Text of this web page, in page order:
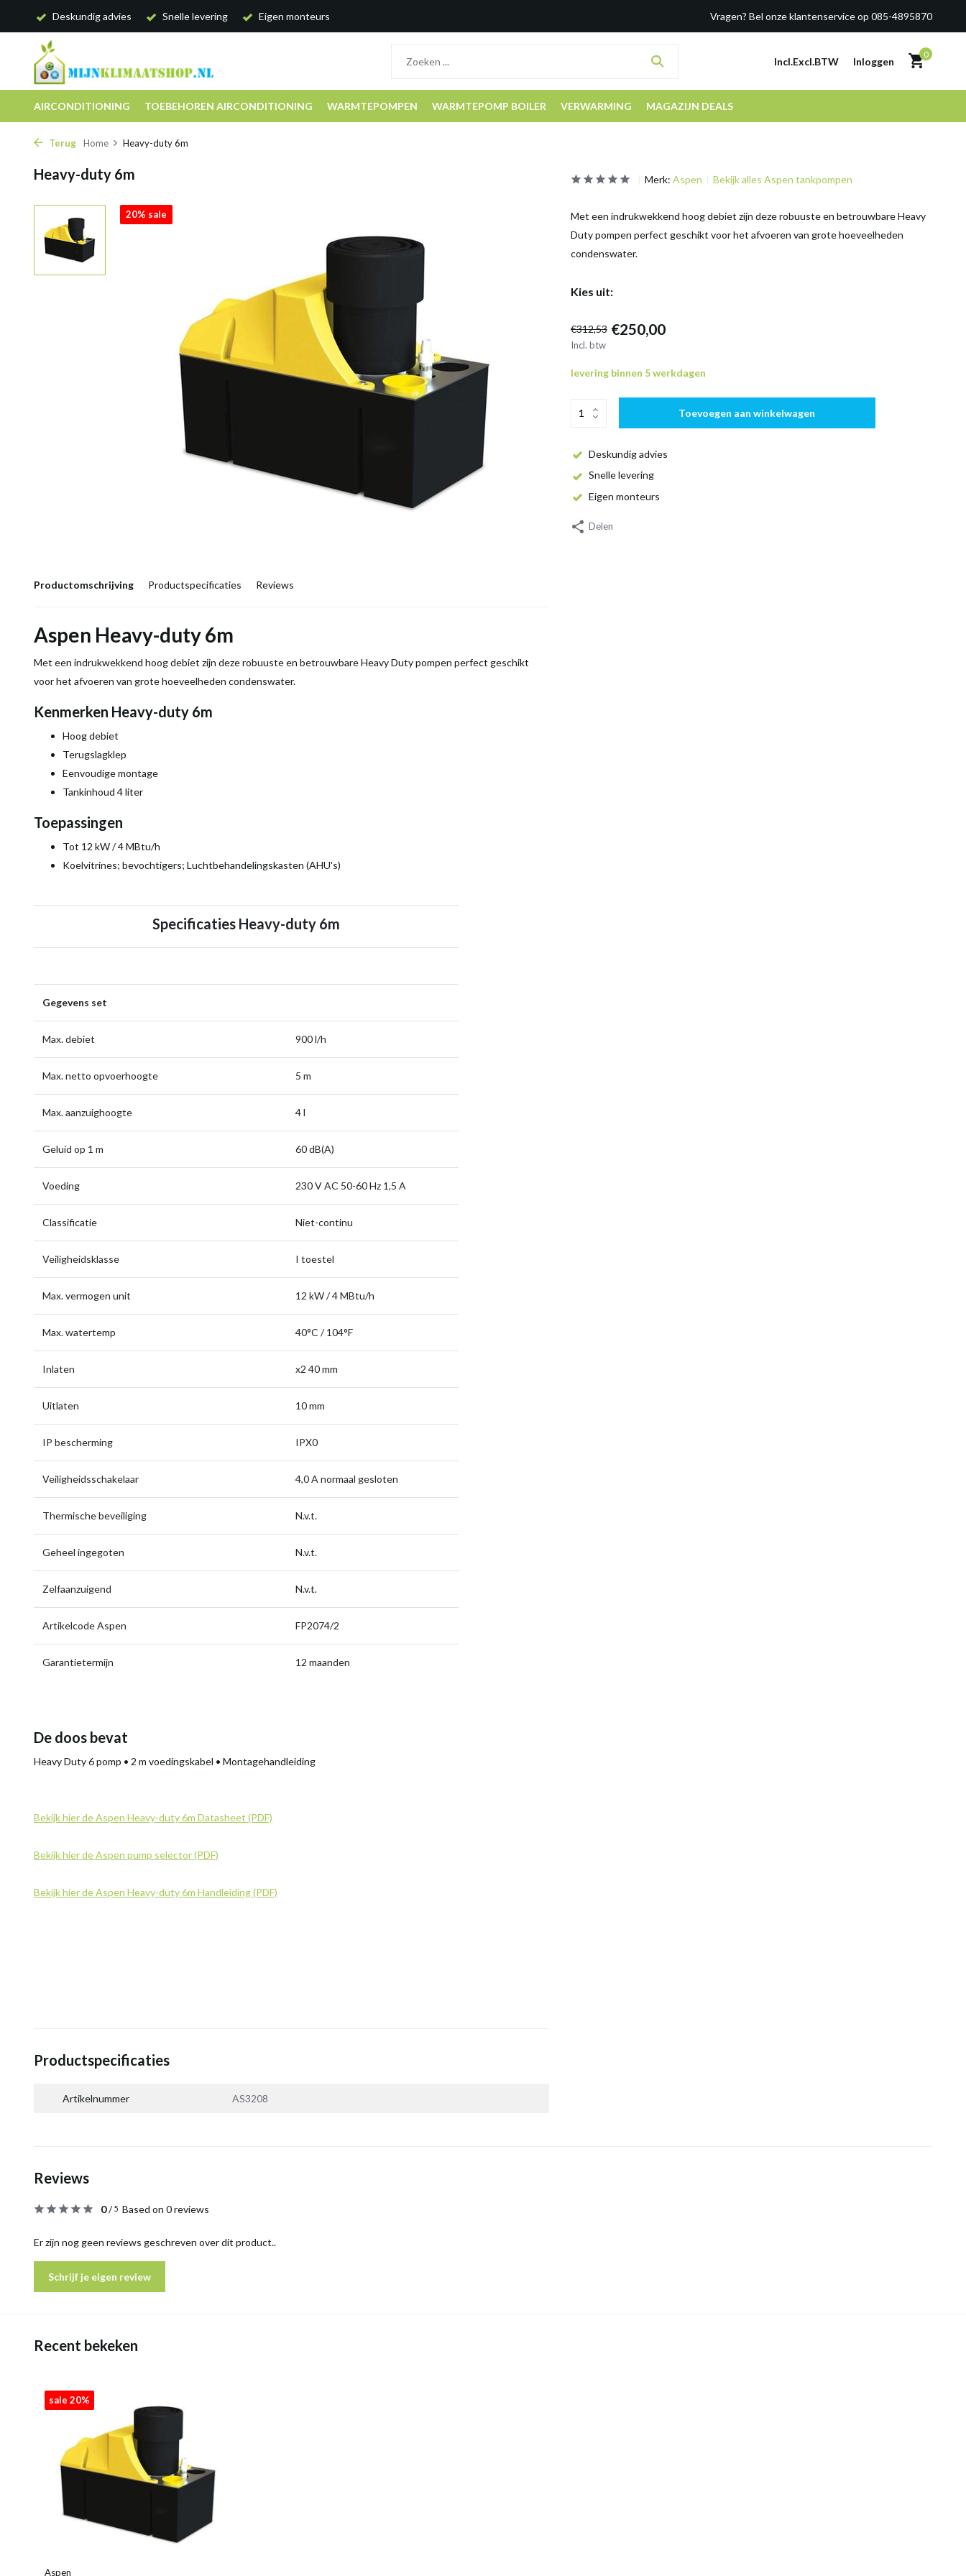
Deskundig advies Snelle levering Eigen monteurs Vragen? Bel onze klantenservice op 085-4895870
Incl.Excl.BTW Inloggen
0
AIRCONDITIONING TOEBEHOREN AIRCONDITIONING WARMTEPOMPEN WARMTEPOMP BOILER VERWARMING MAGAZIJN DEALS
Terug Home Heavy-duty 6m
Heavy-duty 6m
20% sale
Productomschrijving Productspecificaties Reviews
Aspen Heavy-duty 6m
Met een indrukwekkend hoog debiet zijn deze robuuste en betrouwbare Heavy Duty pompen perfect geschikt
voor het afvoeren van grote hoeveelheden condenswater.
Kenmerken Heavy-duty 6m
Hoog debiet
Terugslagklep
Eenvoudige montage
Tankinhoud 4 liter
Toepassingen
Tot 12 kW / 4 MBtu/h
Koelvitrines; bevochtigers; Luchtbehandelingskasten (AHU's)
Specificaties Heavy-duty 6m
Gegevens set
Max. debiet 900 l/h
Max. netto opvoerhoogte 5 m
Max. aanzuighoogte 4 l
Geluid op 1 m 60 dB(A)
Voeding 230 V AC 50-60 Hz 1,5 A
Classificatie Niet-continu
Veiligheidsklasse I toestel
Max. vermogen unit 12 kW / 4 MBtu/h
Max. watertemp 40°C / 104°F
Inlaten x2 40 mm
Uitlaten 10 mm
IP bescherming IPX0
Veiligheidsschakelaar 4,0 A normaal gesloten
Thermische beveiliging N.v.t.
Geheel ingegoten N.v.t.
Zelfaanzuigend N.v.t.
Artikelcode Aspen FP2074/2
Garantietermijn 12 maanden
De doos bevat
Heavy Duty 6 pomp • 2 m voedingskabel • Montagehandleiding
Bekijk hier de Aspen Heavy-duty 6m Datasheet (PDF)
Bekijk hier de Aspen pump selector (PDF)
Bekijk hier de Aspen Heavy-duty 6m Handleiding (PDF)
Productspecificaties
Artikelnummer AS3208
Merk: Aspen Bekijk alles Aspen tankpompen
Met een indrukwekkend hoog debiet zijn deze robuuste en betrouwbare Heavy
Duty pompen perfect geschikt voor het afvoeren van grote hoeveelheden
condenswater.
Kies uit:
€312,53 €250,00
Incl. btw
levering binnen 5 werkdagen
Toevoegen aan winkelwagen
Deskundig advies
Snelle levering
Eigen monteurs
Delen
Reviews
0/5 Based on 0 reviews
Er zijn nog geen reviews geschreven over dit product..
Schrijf je eigen review
Recent bekeken
sale 20%
Aspen